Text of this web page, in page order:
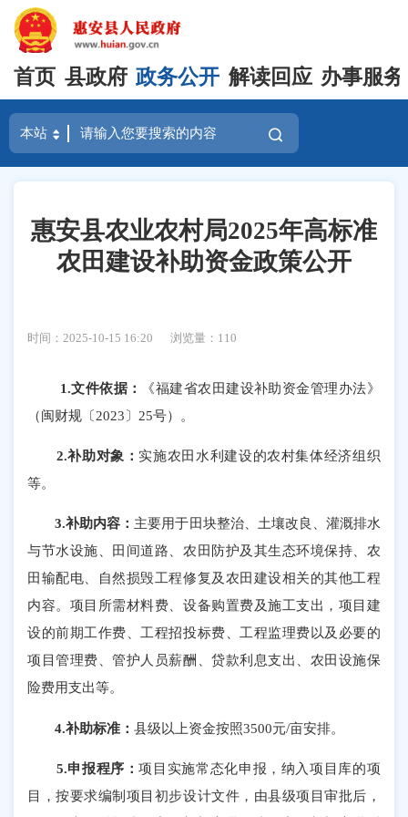
首页 县政府 政务公开 解读回应 办事服务
惠安县农业农村局2025年高标准
农田建设补助资金政策公开
时间：2025-10-15 16:20 浏览量： 110
1.文件依据：
《福建省农田建设补助资金管理办法》
（闽财规〔2023〕25号）。
2.补助对象： 实施农田水利建设的农村集体经济组织
等。
3.补助内容： 主要用于田块整治、土壤改良、灌溉排水
与节水设施、田间道路、农田防护及其生态环境保持、农
田输配电、自然损毁工程修复及农田建设相关的其他工程
内容。项目所需材料费、设备购置费及施工支出，项目建
设的前期工作费、工程招投标费、工程监理费以及必要的
项目管理费、管护人员薪酬、贷款利息支出、农田设施保
险费用支出等。
4.补助标准：县级以上资金按照3500元/亩安排。
5.申报程序：项目实施常态化申报，纳入项目库的项
目，按要求编制项目初步设计文件，由县级项目审批后，